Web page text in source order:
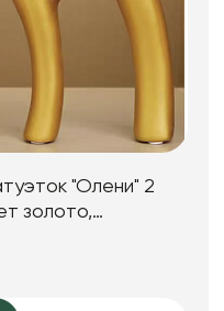
"Олени" 2
золото,